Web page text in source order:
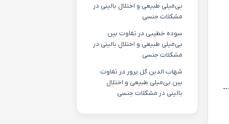
بی‌میلی طبیعی و اختلال بالینی در
مشکلات جنسی
سوده خطیبی در تفاوت بین
بی‌میلی طبیعی و اختلال بالینی در
مشکلات جنسی
شهاب الدین گل پرور در تفاوت
بین بی‌میلی طبیعی و اختلال
بالینی در مشکلات جنسی